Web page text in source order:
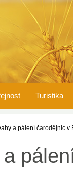
Turistika
a pálení čarodějnic v